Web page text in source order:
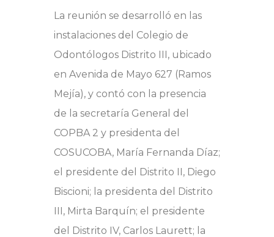
La reunión se desarrolló en las
instalaciones del Colegio de
Odontólogos Distrito III, ubicado
en Avenida de Mayo 627 (Ramos
Mejía), y contó con la presencia
de la secretaría General del
COPBA 2 y presidenta del
COSUCOBA, María Fernanda Díaz;
el presidente del Distrito II, Diego
Biscioni; la presidenta del Distrito
III, Mirta Barquín; el presidente
del Distrito IV, Carlos Laurett; la